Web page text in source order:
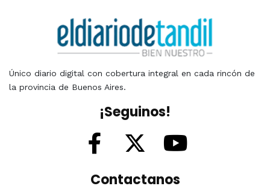
Único diario digital con cobertura integral en cada rincón de
la provincia de Buenos Aires.
¡Seguinos!
Contactanos